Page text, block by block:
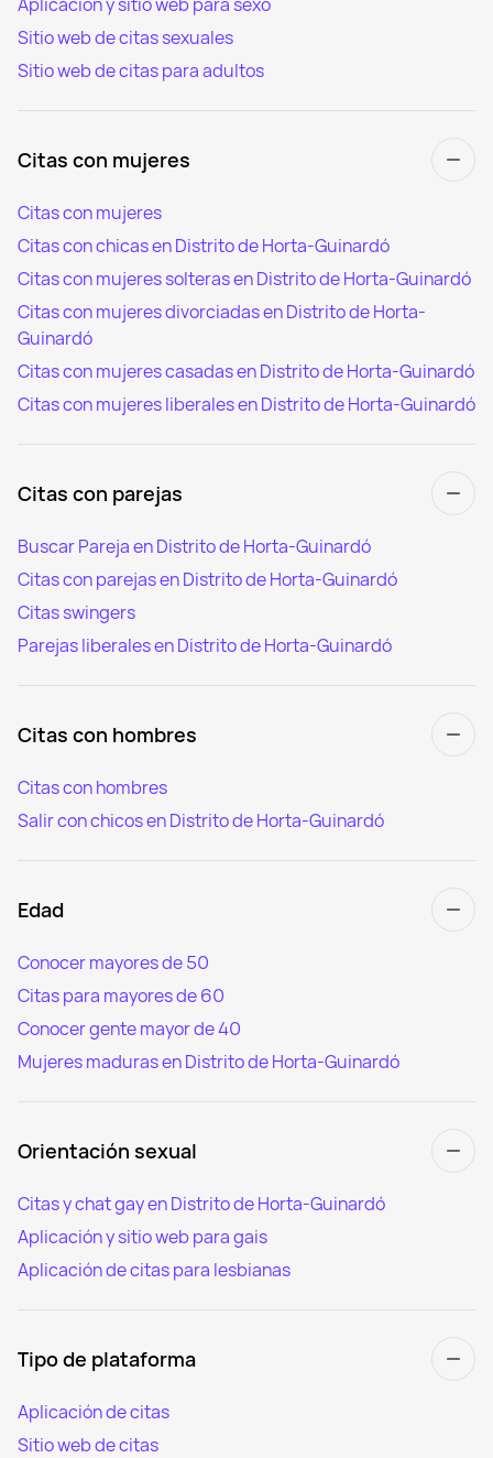
Sitio web de citas sexuales
Sitio web de citas para adultos
Citas con mujeres
Citas con mujeres
Citas con chicas en Distrito de Horta-Guinardó
Citas con mujeres solteras en Distrito de Horta-Guinardó
Citas con mujeres divorciadas en Distrito de Horta-
Guinardó
Citas con mujeres casadas en Distrito de Horta-Guinardó
Citas con mujeres liberales en Distrito de Horta-Guinardó
Citas con parejas
Buscar Pareja en Distrito de Horta-Guinardó
Citas con parejas en Distrito de Horta-Guinardó
Citas swingers
Parejas liberales en Distrito de Horta-Guinardó
Citas con hombres
Citas con hombres
Salir con chicos en Distrito de Horta-Guinardó
Edad
Conocer mayores de 50
Citas para mayores de 60
Conocer gente mayor de 40
Mujeres maduras en Distrito de Horta-Guinardó
Orientación sexual
Citas y chat gay en Distrito de Horta-Guinardó
Aplicación y sitio web para gais
Aplicación de citas para lesbianas
Tipo de plataforma
Aplicación de citas
Sitio web de citas